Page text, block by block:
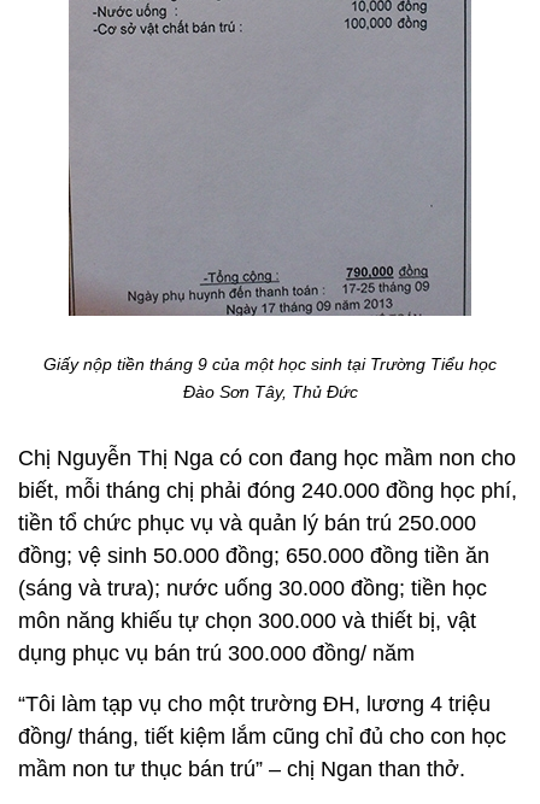
Giấy nộp tiền tháng 9 của một học sinh tại Trường Tiểu học
Đào Sơn Tây, Thủ Đức
Chị Nguyễn Thị Nga có con đang học mầm non cho
biết, mỗi tháng chị phải đóng 240.000 đồng học phí,
tiền tổ chức phục vụ và quản lý bán trú 250.000
đồng; vệ sinh 50.000 đồng; 650.000 đồng tiền ăn
(sáng và trưa); nước uống 30.000 đồng; tiền học
môn năng khiếu tự chọn 300.000 và thiết bị, vật
dụng phục vụ bán trú 300.000 đồng/ năm
“Tôi làm tạp vụ cho một trường ĐH, lương 4 triệu
đồng/ tháng, tiết kiệm lắm cũng chỉ đủ cho con học
mầm non tư thục bán trú” – chị Ngan than thở.